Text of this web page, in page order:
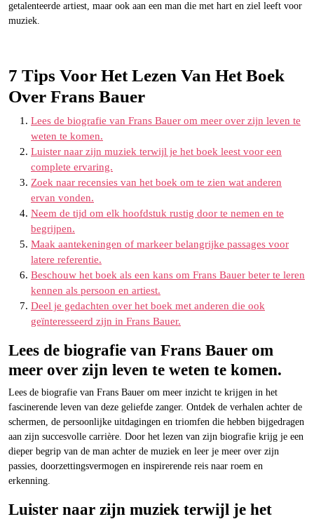
getalenteerde artiest, maar ook aan een man die met hart en ziel leeft voor
muziek.
7 Tips Voor Het Lezen Van Het Boek
Over Frans Bauer
Lees de biografie van Frans Bauer om meer over zijn leven te
weten te komen.
Luister naar zijn muziek terwijl je het boek leest voor een
complete ervaring.
Zoek naar recensies van het boek om te zien wat anderen
ervan vonden.
Neem de tijd om elk hoofdstuk rustig door te nemen en te
begrijpen.
Maak aantekeningen of markeer belangrijke passages voor
latere referentie.
Beschouw het boek als een kans om Frans Bauer beter te leren
kennen als persoon en artiest.
Deel je gedachten over het boek met anderen die ook
geïnteresseerd zijn in Frans Bauer.
Lees de biografie van Frans Bauer om
meer over zijn leven te weten te komen.
Lees de biografie van Frans Bauer om meer inzicht te krijgen in het
fascinerende leven van deze geliefde zanger. Ontdek de verhalen achter de
schermen, de persoonlijke uitdagingen en triomfen die hebben bijgedragen
aan zijn succesvolle carrière. Door het lezen van zijn biografie krijg je een
dieper begrip van de man achter de muziek en leer je meer over zijn
passies, doorzettingsvermogen en inspirerende reis naar roem en
erkenning.
Luister naar zijn muziek terwijl je het